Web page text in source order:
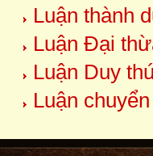
Luận thành
Luận Đại
Luận Duy
Luận